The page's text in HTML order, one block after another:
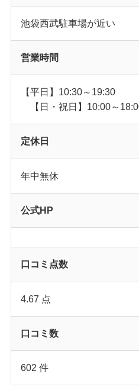
池袋西武駐車場が近い
営業時間
【平日】10:30～19:30
【日・祝日】10:00～
定休日
年中無休
公式HP
口コミ点数
4.67 点
口コミ数
602 件